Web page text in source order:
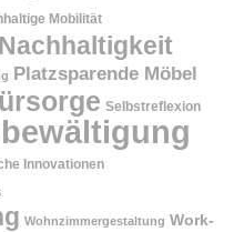
Mobilität
Nachhaltigkeit
Platzsparende Möbel
Selbstreflexion
Innovationen
Wohnzimmergestaltung Work-